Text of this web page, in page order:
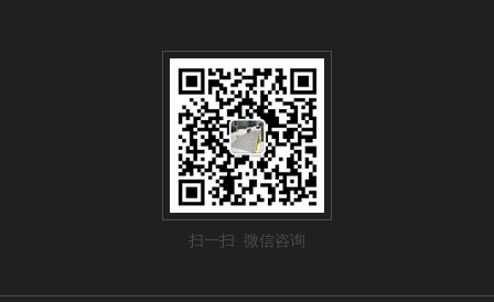
扫一扫 微信咨询